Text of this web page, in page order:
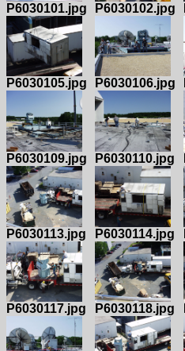
P6030101.jpg P6030102.jpg
P6030105.jpg P6030106.jpg
P6030109.jpg P6030110.jpg
P6030113.jpg P6030114.jpg
P6030117.jpg P6030118.jpg